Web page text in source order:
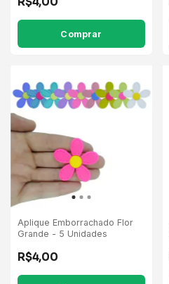
Comprar
Aplique Emborrachado Flor
Grande - 5 Unidades
R$4,00